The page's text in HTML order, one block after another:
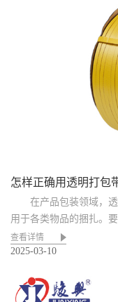
怎样正确用透明打包
在产品包装领域，透
用于各类物品的捆扎。
要从...
查看详情
2025-03-10